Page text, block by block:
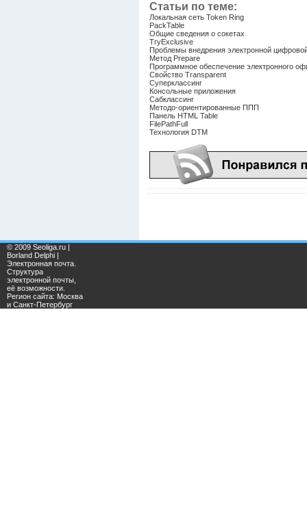
Статьи по теме:
Локальная сеть Token Ring
PackTable
Общие сведения о сокетах
TryExclusive
Проблемы внедрения электронной
Метод Prepare
Программное обеспечение электронного
Свойство Transparent
Суперклассинг
Консольные приложения
Сабклассинг
Методо-ориентированные ППП
Панель HTML Table
FilePathFull
Технология DTM
© 2009 Seoliga.ru |
Borland Delphi |
Электронная почта.
Структура
электронной почты,
её возможности.
Регион сайта: Москва
и Санкт-Петербург